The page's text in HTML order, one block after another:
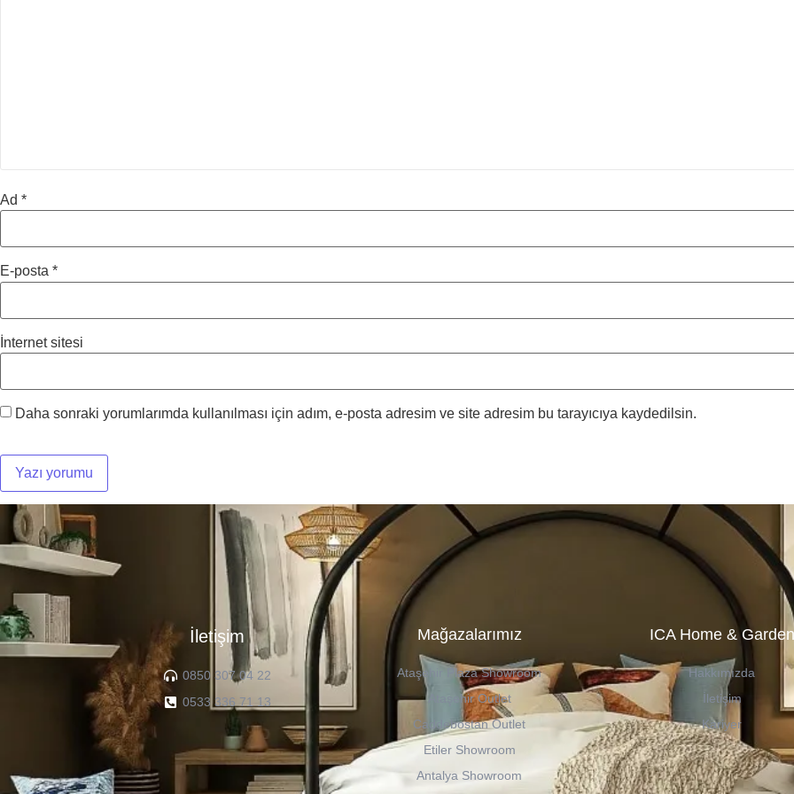
Ad *
E-posta *
İnternet sitesi
Daha sonraki yorumlarımda kullanılması için adım, e-posta adresim ve site adresim bu tarayıcıya kaydedilsin.
İletişim
0850 307 04 22
0533 336 71 13
Mağazalarımız
Ataşehir Plaza Showroom
Ataşehir Outlet
Caddebostan Outlet
Etiler Showroom
Antalya Showroom
ICA Home & Garden
Hakkımızda
İletişim
Kariyer